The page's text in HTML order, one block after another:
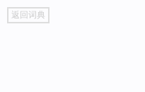
go
top
返回词典